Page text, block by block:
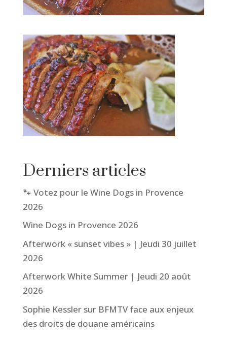
Derniers articles
🐾 Votez pour le Wine Dogs in Provence
2026
Wine Dogs in Provence 2026
Afterwork « sunset vibes » | Jeudi 30 juillet
2026
Afterwork White Summer | Jeudi 20 août
2026
Sophie Kessler sur BFMTV face aux enjeux
des droits de douane américains